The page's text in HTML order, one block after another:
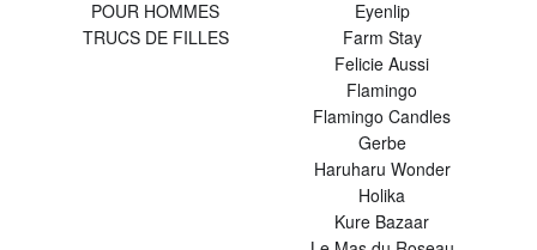
POUR HOMMES
TRUCS DE FILLES
Eyenlip
Farm Stay
Felicie Aussi
Flamingo
Flamingo Candles
Gerbe
Haruharu Wonder
Holika
Kure Bazaar